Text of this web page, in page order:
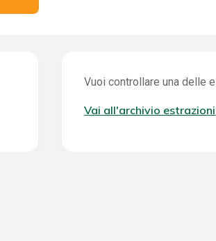
Vuoi controllare una delle
Vai all'archivio estrazioni